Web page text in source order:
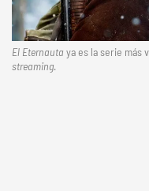
El Eternauta ya es la serie más
streaming.